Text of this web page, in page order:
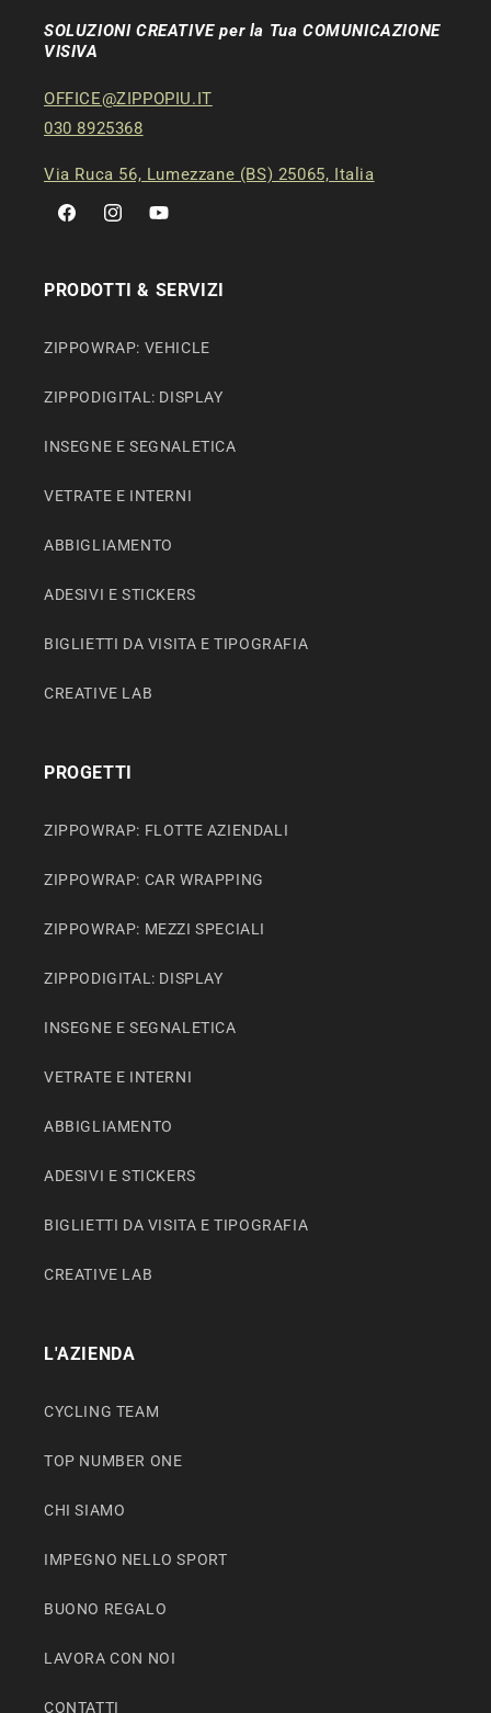
SOLUZIONI CREATIVE per la Tua COMUNICAZIONE
VISIVA
OFFICE@ZIPPOPIU.IT
030 8925368
Via Ruca 56, Lumezzane (BS) 25065, Italia
FacebookInstagramYouTube
PRODOTTI & SERVIZI
ZIPPOWRAP: VEHICLE
ZIPPODIGITAL: DISPLAY
INSEGNE E SEGNALETICA
VETRATE E INTERNI
ABBIGLIAMENTO
ADESIVI E STICKERS
BIGLIETTI DA VISITA E TIPOGRAFIA
CREATIVE LAB
PROGETTI
ZIPPOWRAP: FLOTTE AZIENDALI
ZIPPOWRAP: CAR WRAPPING
ZIPPOWRAP: MEZZI SPECIALI
ZIPPODIGITAL: DISPLAY
INSEGNE E SEGNALETICA
VETRATE E INTERNI
ABBIGLIAMENTO
ADESIVI E STICKERS
BIGLIETTI DA VISITA E TIPOGRAFIA
CREATIVE LAB
L'AZIENDA
CYCLING TEAM
TOP NUMBER ONE
CHI SIAMO
IMPEGNO NELLO SPORT
BUONO REGALO
LAVORA CON NOI
CONTATTI